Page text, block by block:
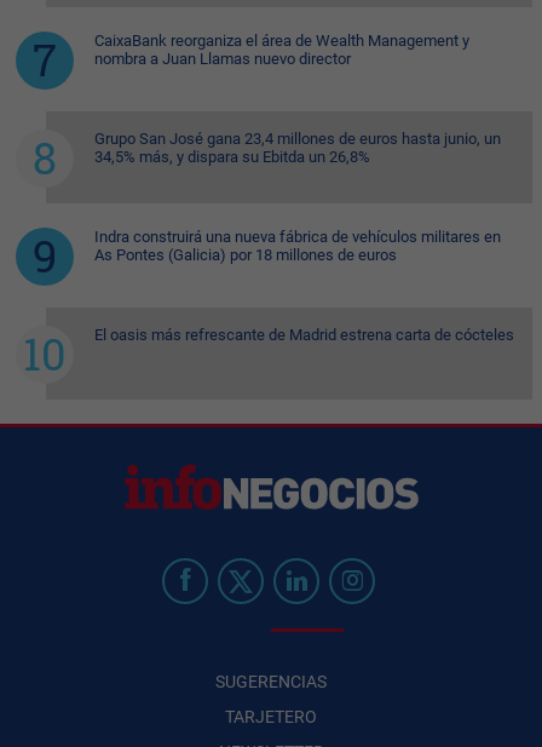
CaixaBank reorganiza el área de Wealth Management y
nombra a Juan Llamas nuevo director
Grupo San José gana 23,4 millones de euros hasta junio, un
34,5% más, y dispara su Ebitda un 26,8%
Indra construirá una nueva fábrica de vehículos militares en
As Pontes (Galicia) por 18 millones de euros
El oasis más refrescante de Madrid estrena carta de cócteles
SUGERENCIAS
TARJETERO